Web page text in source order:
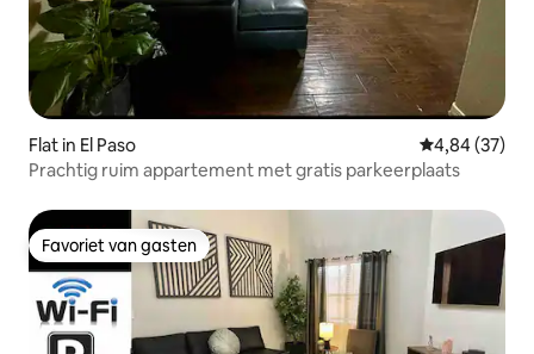
Flat in El Paso Gemiddelde
4,84 (37)
Prachtig ruim appartement met gratis parkeerplaats
Favoriet van gasten
Favoriet van gasten